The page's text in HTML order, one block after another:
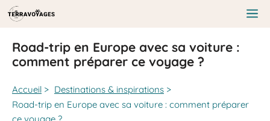
Aller
au
contenu
Road-trip en Europe avec sa voiture :
comment préparer ce voyage ?
Accueil > Destinations & inspirations >
Road-trip en Europe avec sa voiture : comment préparer